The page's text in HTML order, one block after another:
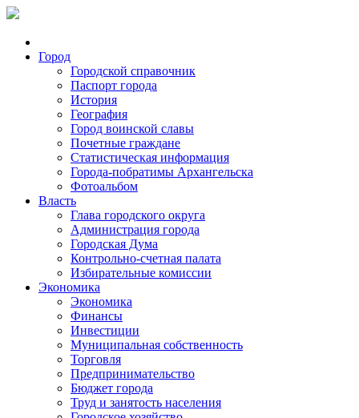
Город
Городской справочник
Паспорт города
История
География
Город воинской славы
Почетные граждане
Статистическая информация
Города-побратимы Архангельска
Фотоальбом
Власть
Глава городского округа
Администрация города
Городская Дума
Контрольно-счетная палата
Избирательные комиссии
Экономика
Экономика
Финансы
Инвестиции
Муниципальная собственность
Торговля
Предпринимательство
Бюджет города
Труд и занятость населения